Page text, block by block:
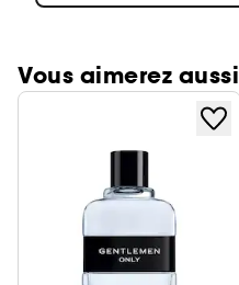
Vous aimerez aussi